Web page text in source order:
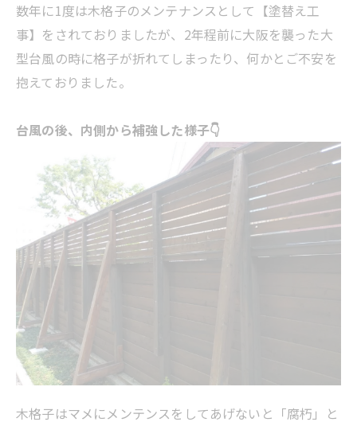
数年に1度は木格子のメンテナンスとして【塗替え工
事】をされておりましたが、2年程前に大阪を襲った大
型台風の時に格子が折れてしまったり、何かとご不安を
抱えておりました。
台風の後、内側から補強した様子👇
木格子はマメにメンテンスをしてあげないと「腐朽」と